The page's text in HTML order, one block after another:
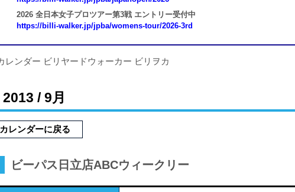
2026 全日本女子プロツアー第3戦 エントリー受付中
https://billi-walker.jp/jpba/womens-tour/2026-3rd
2013 / 9月
カレンダーに戻る
ビーパス日立店ABCウィークリー